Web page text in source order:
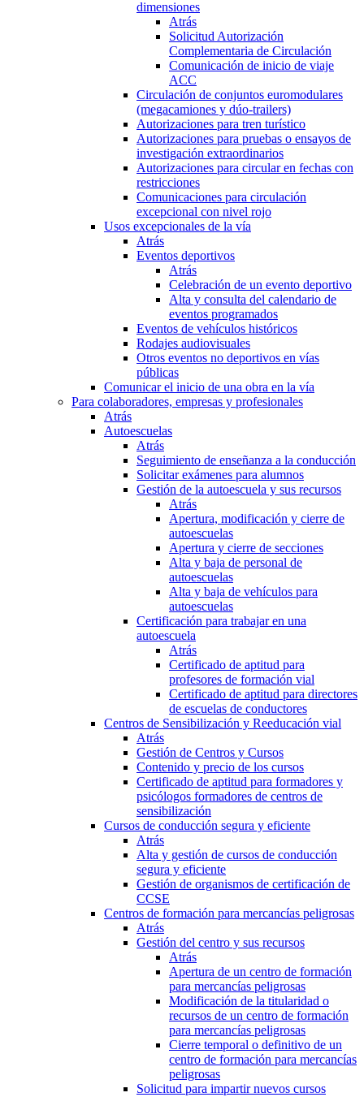
dimensiones
Atrás
Solicitud Autorización
Complementaria de Circulación
Comunicación de inicio de viaje
ACC
Circulación de conjuntos euromodulares
(megacamiones y dúo-trailers)
Autorizaciones para tren turístico
Autorizaciones para pruebas o ensayos de
investigación extraordinarios
Autorizaciones para circular en fechas con
restricciones
Comunicaciones para circulación
excepcional con nivel rojo
Usos excepcionales de la vía
Atrás
Eventos deportivos
Atrás
Celebración de un evento deportivo
Alta y consulta del calendario de
eventos programados
Eventos de vehículos históricos
Rodajes audiovisuales
Otros eventos no deportivos en vías
públicas
Comunicar el inicio de una obra en la vía
Para colaboradores, empresas y profesionales
Atrás
Autoescuelas
Atrás
Seguimiento de enseñanza a la conducción
Solicitar exámenes para alumnos
Gestión de la autoescuela y sus recursos
Atrás
Apertura, modificación y cierre de
autoescuelas
Apertura y cierre de secciones
Alta y baja de personal de
autoescuelas
Alta y baja de vehículos para
autoescuelas
Certificación para trabajar en una
autoescuela
Atrás
Certificado de aptitud para
profesores de formación vial
Certificado de aptitud para directores
de escuelas de conductores
Centros de Sensibilización y Reeducación vial
Atrás
Gestión de Centros y Cursos
Contenido y precio de los cursos
Certificado de aptitud para formadores y
psicólogos formadores de centros de
sensibilización
Cursos de conducción segura y eficiente
Atrás
Alta y gestión de cursos de conducción
segura y eficiente
Gestión de organismos de certificación de
CCSE
Centros de formación para mercancías peligrosas
Atrás
Gestión del centro y sus recursos
Atrás
Apertura de un centro de formación
para mercancías peligrosas
Modificación de la titularidad o
recursos de un centro de formación
para mercancías peligrosas
Cierre temporal o definitivo de un
centro de formación para mercancías
peligrosas
Solicitud para impartir nuevos cursos